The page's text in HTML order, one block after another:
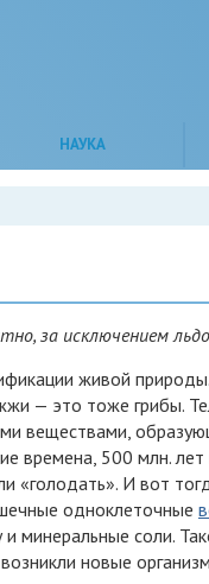
НАУКА
за исключением
живой
— это тоже грибы.
веществами,
времена, 500 млн.
«голодать». И вот
одноклеточные
минеральные соли.
новые